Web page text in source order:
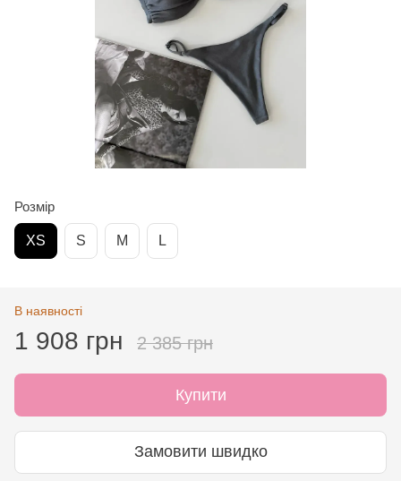
Розмір
XS S M L
В наявності
1 908 грн 2 385 грн
Купити
Замовити швидко